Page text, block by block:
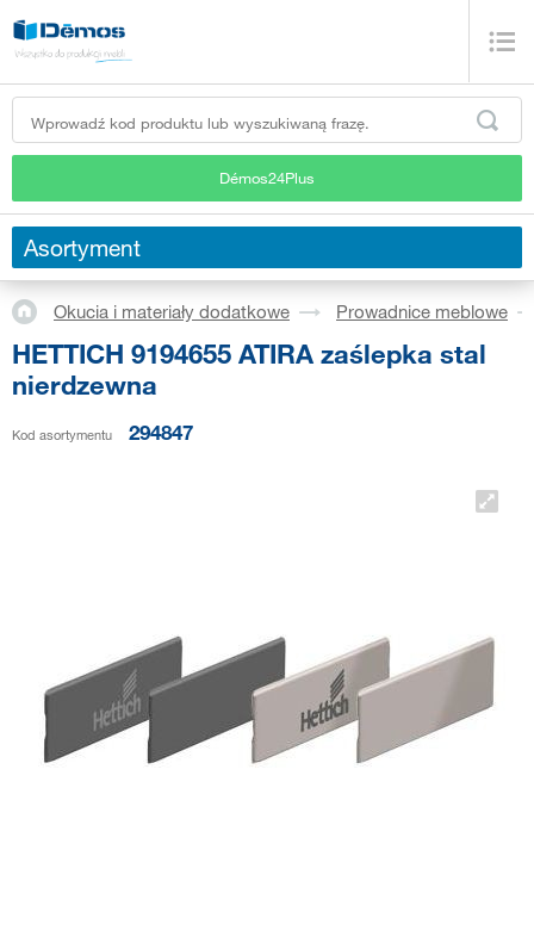
Démos24Plus
Asortyment
Okucia i materiały dodatkowe Prowadnice meblowe
HETTICH 9194655 ATIRA zaślepka stal
nierdzewna
Kod asortymentu 294847